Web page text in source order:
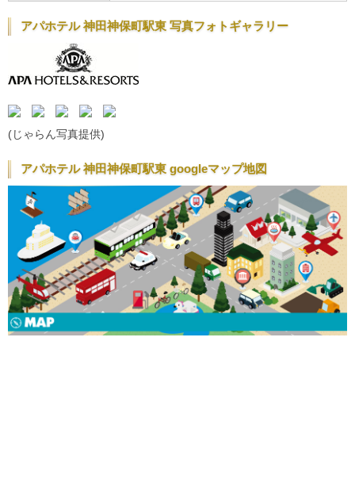
アパホテル 神田神保町駅東 写真フォトギャラリー
(じゃらん写真提供)
アパホテル 神田神保町駅東 googleマップ地図